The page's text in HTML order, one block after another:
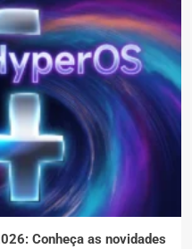
Conheça as novidades